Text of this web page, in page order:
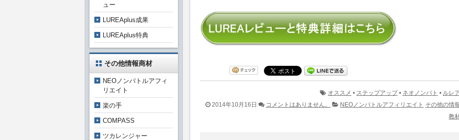
オススメ • ステップアップ• ネオノンバト • ルレ
2014年10月16日
コメントはありません。 NEOノンバトルアフィリエイト その他の情
教
ュー
LUREAplus成果
LUREAplus特典
その他情報商材
NEOノンバトルアフィ
リエイト
楽の手
COMPASS
ツカレンジャー